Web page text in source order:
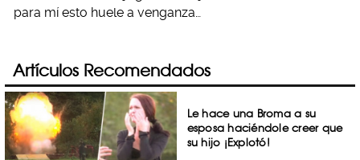
para mí esto huele a venganza…
Artículos Recomendados
Le hace una Broma a su
esposa haciéndole creer que
su hijo ¡Explotó!